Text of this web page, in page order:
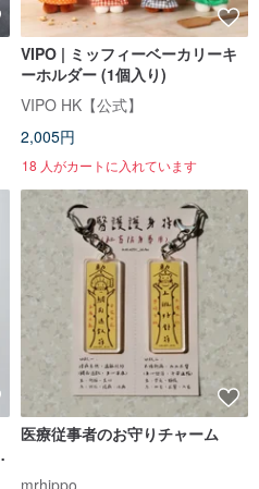
VIPO | ミッフィーベーカリーキ
ーホルダー (1個入り)
VIPO HK【公式】
2,005円
18 人がカートに入れています
医療従事者のお守りチャーム
mrhippo